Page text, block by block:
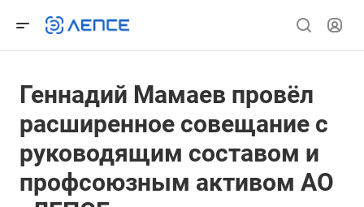
Геннадий Мамаев провёл
расширенное совещание с
руководящим составом и
профсоюзным активом АО